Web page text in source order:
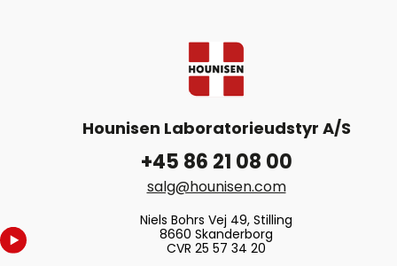
Hounisen Laboratorieudstyr A/S
+45 86 21 08 00
salg@hounisen.com
Niels Bohrs Vej 49, Stilling
8660 Skanderborg
CVR 25 57 34 20